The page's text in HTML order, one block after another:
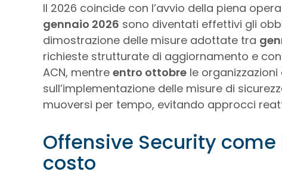
Il 2026 coincide con l’avvio della piena
gennaio 2026 sono diventati effettivi gli
dimostrazione delle misure adottate tra
richieste strutturate di aggiornamento e
ACN, mentre entro ottobre le
sull’implementazione delle misure di
muoversi per tempo, evitando approcci
Offensive Security
costo